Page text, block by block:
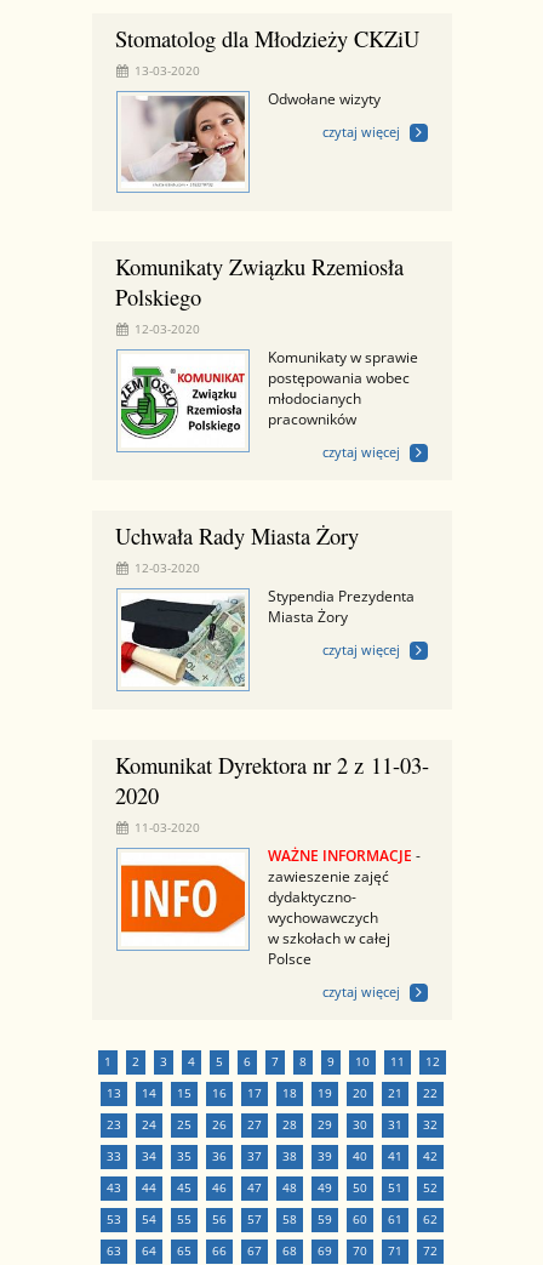
Stomatolog dla Młodzieży CKZiU
13-03-2020
Odwołane wizyty
czytaj więcej
Komunikaty Związku Rzemiosła
Polskiego
12-03-2020
Komunikaty w sprawie
postępowania wobec
młodocianych
pracowników
czytaj więcej
Uchwała Rady Miasta Żory
12-03-2020
Stypendia Prezydenta
Miasta Żory
czytaj więcej
Komunikat Dyrektora nr 2 z 11-03-
2020
11-03-2020
WAŻNE INFORMACJE -
zawieszenie zajęć
dydaktyczno-
wychowawczych
w szkołach w całej
Polsce
czytaj więcej
1 2 3 4 5 6 7 8 9 10 11
12
13
14 15 16 17 18 19 20 21
22
23
24 25 26 27 28 29 30 31
32
33
34 35 36 37 38 39 40 41
42
43
44 45 46 47 48 49 50 51
52
53
54 55 56 57 58 59 60 61
62
63
64 65 66 67 68 69 70 71
72